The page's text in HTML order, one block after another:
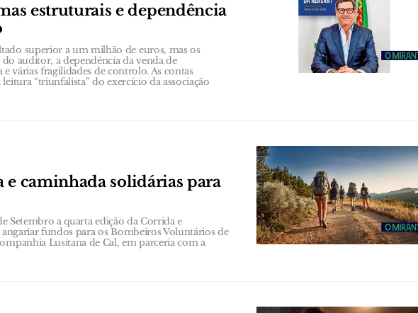
estruturais e dependência
superior a um milhão de euros, mas os
auditor, a dependência da venda de
várias fragilidades de controlo. As contas
“triunfalista” do exercício da associação
e caminhada solidárias para
Setembro a quarta edição da Corrida e
fundos para os Bombeiros Voluntários de
Lusitana de Cal, em parceria com a